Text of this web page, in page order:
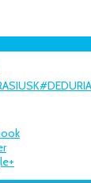
USK